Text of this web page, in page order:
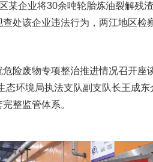
企业将30余吨轮胎炼油裂解残
处该企业违法行为，两江地区检
废物专项整治推进情况召开座
态环境局执法支队副支队长王成
整监管体系。